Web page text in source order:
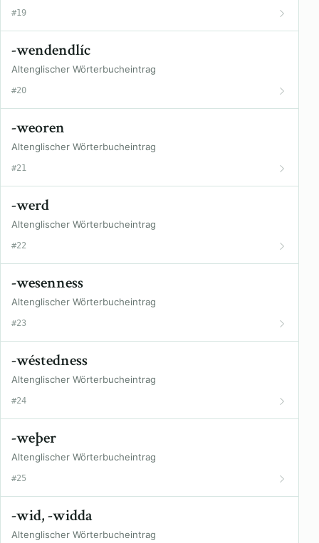
#19
-wendendlíc
Altenglischer Wörterbucheintrag
#20
-weoren
Altenglischer Wörterbucheintrag
#21
-werd
Altenglischer Wörterbucheintrag
#22
-wesenness
Altenglischer Wörterbucheintrag
#23
-wéstedness
Altenglischer Wörterbucheintrag
#24
-weþer
Altenglischer Wörterbucheintrag
#25
-wid, -widda
Altenglischer Wörterbucheintrag